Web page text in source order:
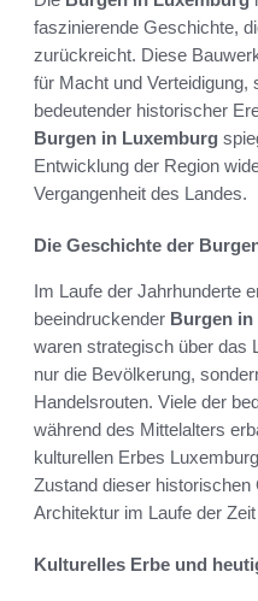
faszinierende Geschichte,
zurückreicht. Diese
für Macht und Verteidigung,
bedeutender historischer
Burgen in Luxemburg
Entwicklung der Region
Vergangenheit des Landes.
Die Geschichte der
Im Laufe der Jahrhunderte
beeindruckender Burgen
waren strategisch über das
nur die Bevölkerung,
Handelsrouten. Viele der
während des Mittelalters
kulturellen Erbes
Zustand dieser
Architektur im Laufe der
Kulturelles Erbe und